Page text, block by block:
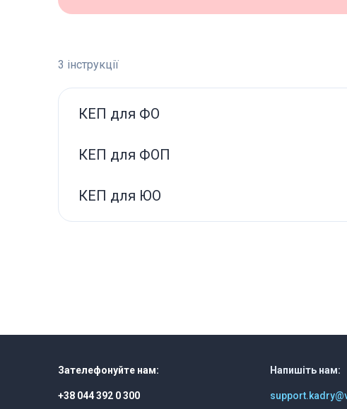
3 інструкції
КЕП для ФО
КЕП для ФОП
КЕП для ЮО
Зателефонуйте нам:
+38 044 392 0 300
Напишіть нам: